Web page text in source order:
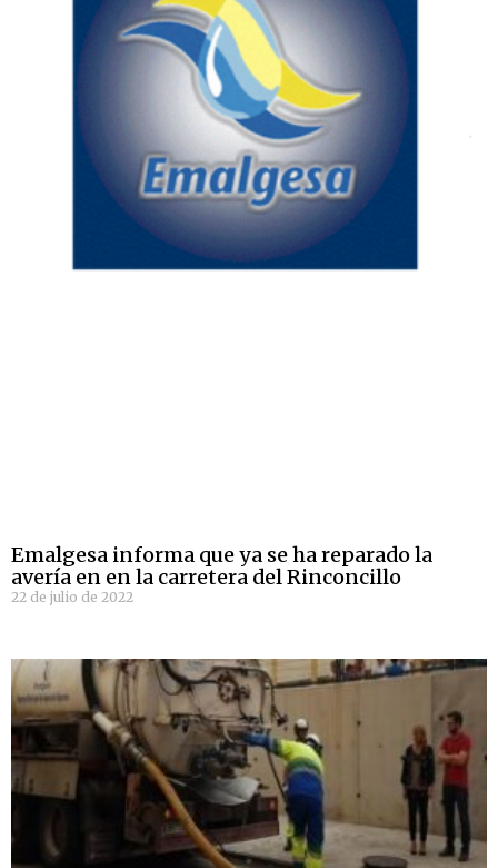
Emalgesa informa que ya se ha reparado la
avería en en la carretera del Rinconcillo
22 de julio de 2022